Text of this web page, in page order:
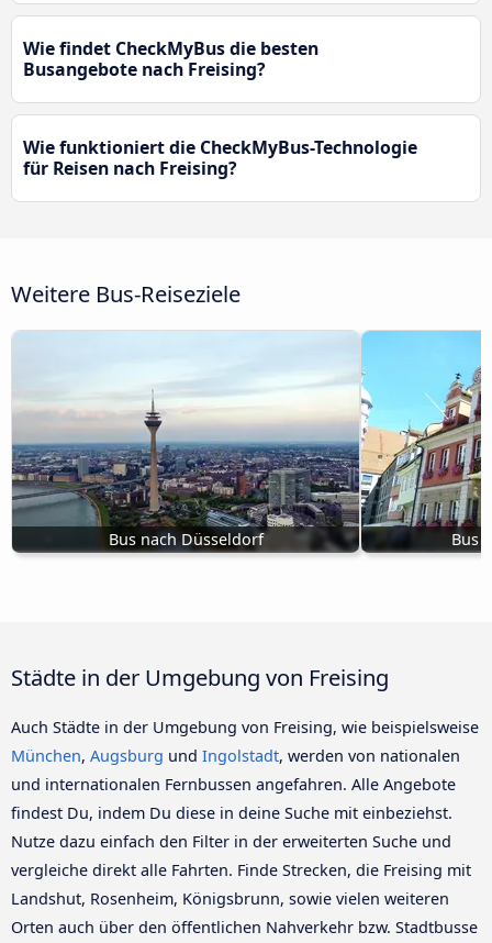
Wie findet CheckMyBus die besten
Busangebote nach Freising?
Wie funktioniert die CheckMyBus-Technologie
für Reisen nach Freising?
Weitere Bus-Reiseziele
Bus nach Düsseldorf Bus
Städte in der Umgebung von Freising
Auch Städte in der Umgebung von Freising, wie beispielsweise
München, Augsburg und Ingolstadt, werden von nationalen
und internationalen Fernbussen angefahren. Alle Angebote
findest Du, indem Du diese in deine Suche mit einbeziehst.
Nutze dazu einfach den Filter in der erweiterten Suche und
vergleiche direkt alle Fahrten. Finde Strecken, die Freising mit
Landshut, Rosenheim, Königsbrunn, sowie vielen weiteren
Orten auch über den öffentlichen Nahverkehr bzw. Stadtbusse